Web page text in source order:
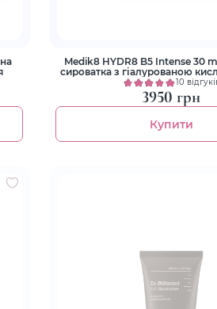
Medik8 HYDR8 B5 Intense 30
сироватка з гіалурованою
10
3950 грн
Купити